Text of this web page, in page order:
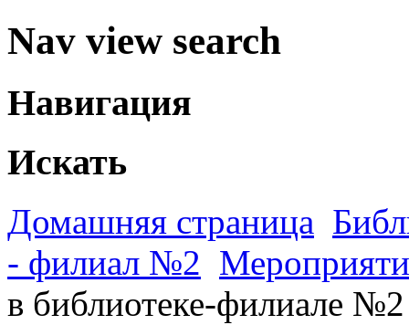
Nav view search
Навигация
Искать
Домашняя страница
- филиал №2
в библиотеке-филиале №2